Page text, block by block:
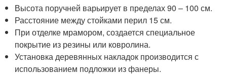
Высота поручней варьирует в пределах 90 – 100 см.
Расстояние между стойками перил 15 см.
При отделке мрамором, создается специальное
покрытие из резины или ковролина.
Установка деревянных накладок производится с
использованием подложки из фанеры.